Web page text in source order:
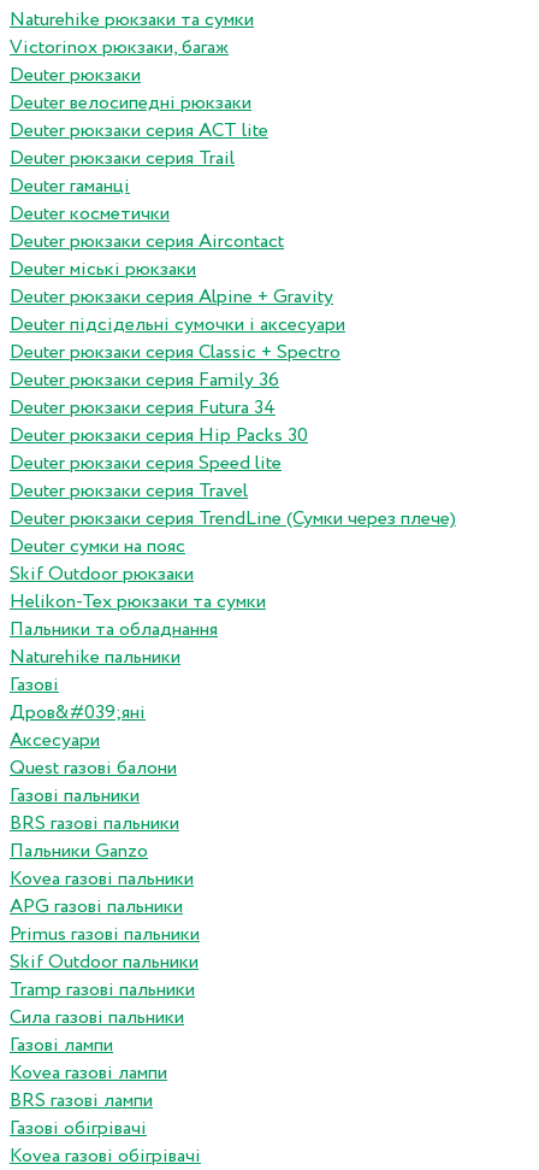
Naturehike рюкзаки та сумки
Victorinox рюкзаки, багаж
Deuter рюкзаки
Deuter велосипедні рюкзаки
Deuter рюкзаки серия ACT lite
Deuter рюкзаки серия Trail
Deuter гаманці
Deuter косметички
Deuter рюкзаки серия Aircontact
Deuter міські рюкзаки
Deuter рюкзаки серия Alpine + Gravity
Deuter підсідельні сумочки і аксесуари
Deuter рюкзаки серия Classic + Spectro
Deuter рюкзаки серия Family 36
Deuter рюкзаки серия Futura 34
Deuter рюкзаки серия Hip Packs 30
Deuter рюкзаки серия Speed lite
Deuter рюкзаки серия Travel
Deuter рюкзаки серия TrendLine (Сумки через плече)
Deuter сумки на пояс
Skif Outdoor рюкзаки
Helikon-Tex рюкзаки та сумки
Пальники та обладнання
Naturehike пальники
Газові
Дров&#039;яні
Аксесуари
Quest газові балони
Газові пальники
BRS газові пальники
Пальники Ganzo
Kovea газові пальники
APG газові пальники
Primus газові пальники
Skif Outdoor пальники
Tramp газові пальники
Сила газові пальники
Газові лампи
Kovea газові лампи
BRS газові лампи
Газові обігрівачі
Kovea газові обігрівачі